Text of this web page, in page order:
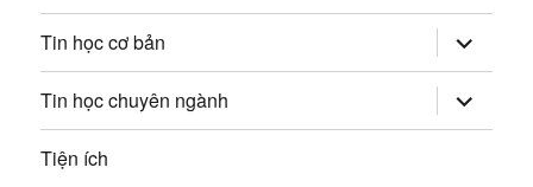
t
Tin học cơ bản mở
rộng
trình
đơn
con
Tin học chuyên ngành mở
rộng
trình
Tiện ích